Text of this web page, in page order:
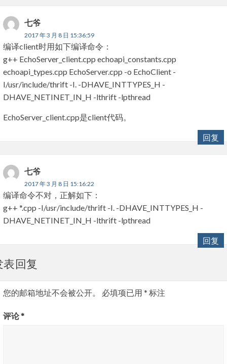
七爷
2017 年 3 月 8 日 15:36:59
编译client时用如下编译命令：
g++ EchoServer_client.cpp echoapi_constants.cpp
echoapi_types.cpp EchoServer.cpp -o EchoClient -
I/usr/include/thrift -I. -DHAVE_INTTYPES_H -
DHAVE_NETINET_IN_H -lthrift -lpthread
EchoServer_client.cpp是client代码。
回复
七爷
2017 年 3 月 8 日 15:16:22
编译命令不对，正解如下：
g++ *.cpp -I/usr/include/thrift -I. -DHAVE_INTTYPES_H -
DHAVE_NETINET_IN_H -lthrift -lpthread
回复
表回复
您的邮箱地址不会被公开。 必填项已用 * 标注
评论*